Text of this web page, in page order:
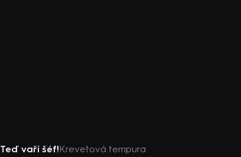
Teď vaří šéf!Krevetová tempura